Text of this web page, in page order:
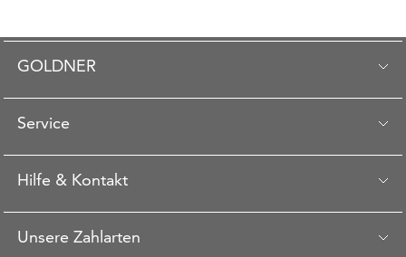
GOLDNER
Service
Hilfe & Kontakt
Unsere Zahlarten